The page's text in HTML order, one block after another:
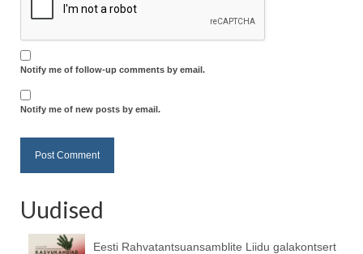
Notify me of follow-up comments by email.
Notify me of new posts by email.
Uudised
Eesti Rahvatantsuansamblite Liidu galakontsert